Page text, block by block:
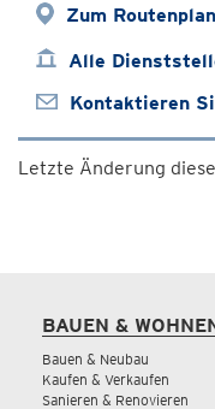
Zum
Alle
Kontaktieren
Letzte Änderung
BAUEN &
Bauen & Neubau
Kaufen & Verkaufen
Sanieren & Renovieren